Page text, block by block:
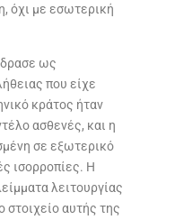
όχι με εσωτερική
ως
που είχε
κράτος ήταν
ασθενές, και η
σε εξωτερικό
ισορροπίες. Η
λειτουργίας
στοιχείο αυτής της